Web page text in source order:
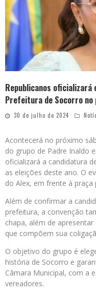
Republicanos oficializará
Prefeitura de Socorro no
30 de julho de 2024
Acontecerá no próximo
do grupo de Padre Inaldo
oficializará a candidatura
as eleições deste ano. O
do Alex, em frente à praça
Além de confirmar a
prefeitura, a convenção
chapa, além de
que compõem sua
O objetivo do grupo é
história de Socorro e
Câmara Municipal, com a
vereadores.